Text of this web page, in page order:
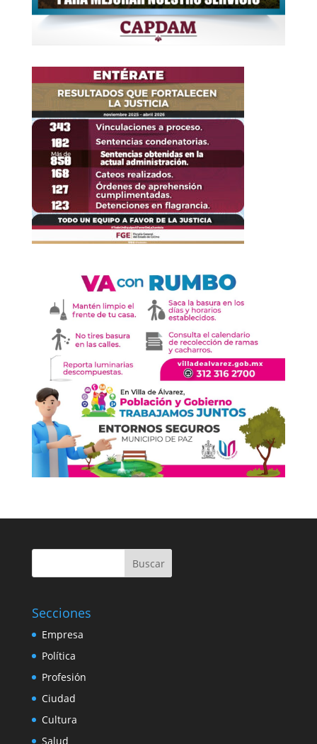
Buscar
Secciones
Empresa
Política
Profesión
Ciudad
Cultura
Salud